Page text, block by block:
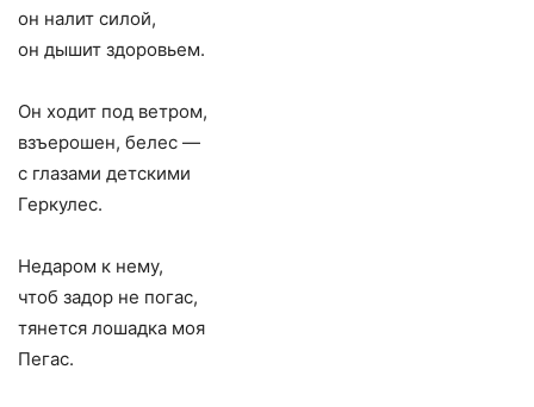
он налит силой,
он дышит здоровьем.
Он ходит под ветром,
взъерошен, белес —
с глазами детскими
Геркулес.
Недаром к нему,
чтоб задор не погас,
тянется лошадка моя
Пегас.